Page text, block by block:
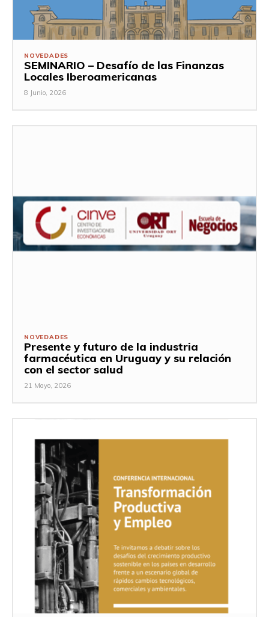
NOVEDADES
SEMINARIO – Desafío de las Finanzas
Locales Iberoamericanas
8 Junio, 2026
NOVEDADES
Presente y futuro de la industria
farmacéutica en Uruguay y su relación
con el sector salud
21 Mayo, 2026